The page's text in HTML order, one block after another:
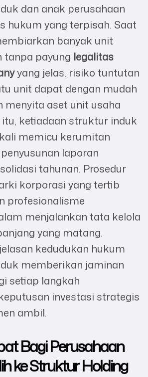
dan anak perusahaan
hukum yang terpisah. Saat
banyak unit
tanpa payung legalitas
yang jelas, risiko tuntutan
unit dapat dengan mudah
menyita aset unit usaha
itu, ketiadaan struktur induk
memicu kerumitan
laporan
tahunan. Prosedur
korporasi yang tertib
profesionalisme
menjalankan tata kelola
yang matang.
kedudukan hukum
memberikan jaminan
setiap langkah
investasi strategis
ambil.
Bagi Perusahaan
ke Struktur Holding